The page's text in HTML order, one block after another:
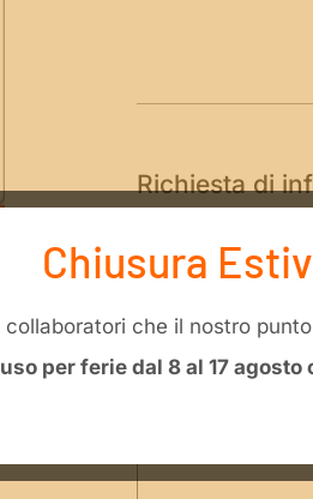
Richiesta di
0520 07 80
materiale”
Chiusura
che il nostro
per ferie dal 8 al 17 agosto